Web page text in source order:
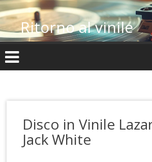
Vai
al
contenutoRitorno al vinile
Disco in Vinile
Jack White